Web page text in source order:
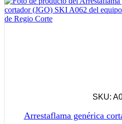
SKU:
Arrestaflama genérica